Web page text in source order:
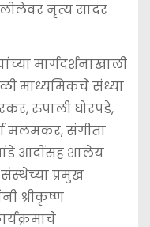
नृत्य सादर
मार्गदर्शनाखाली
माध्यमिकचे संध्या
रुपाली घोरपडे,
मलमकर, संगीता
आदींसह शालेय
संस्थेच्या प्रमुख
श्रीकृष्ण